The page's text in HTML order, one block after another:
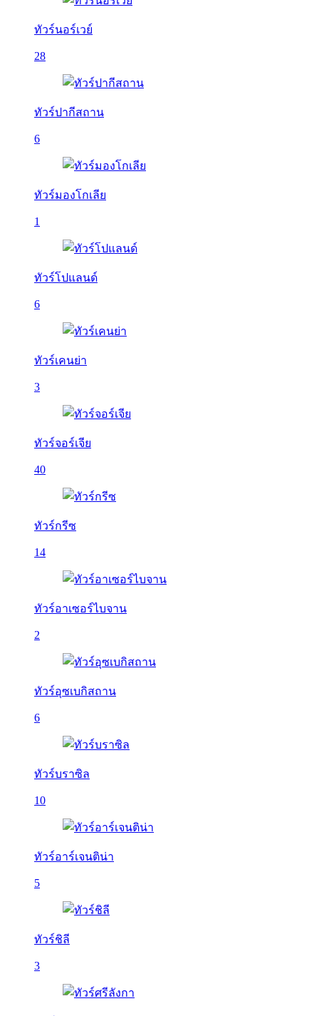
ทัวร์นอร์เวย์
28
ทัวร์ปากีสถาน
6
ทัวร์มองโกเลีย
1
ทัวร์โปแลนด์
6
ทัวร์เคนย่า
3
ทัวร์จอร์เจีย
40
ทัวร์กรีซ
14
ทัวร์อาเซอร์ไบจาน
2
ทัวร์อุซเบกิสถาน
6
ทัวร์บราซิล
10
ทัวร์อาร์เจนติน่า
5
ทัวร์ชิลี
3